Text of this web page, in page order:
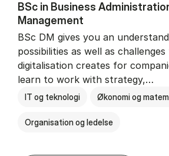
BSc in Busi­ness
Man­age­ment
BSc DM gives you an
possibilities as well as
digitalisation creates for
learn to work with strategy,…
IT og teknologi Økonomi og
Organisation og ledelse